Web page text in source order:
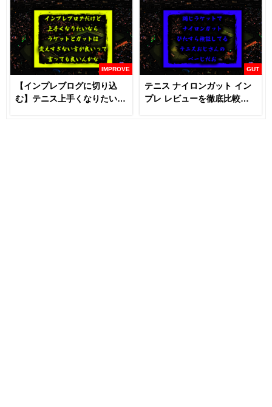
IMPROVE
【インプレブログに切り込
む】テニス上手くなりたいな
GUT
テニス ナイロンガット イン
プレ レビューを徹底比較